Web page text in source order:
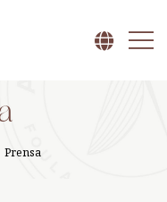
Prensa